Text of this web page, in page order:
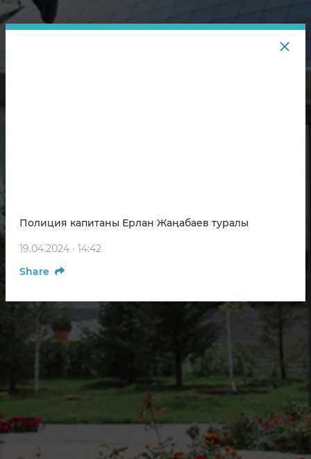
Полиция капитаны Ерлан Жаңабаев туралы
19.04.2024 · 14:42
Share